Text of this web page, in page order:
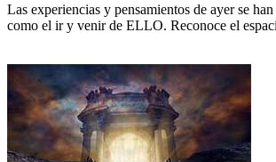
Las experiencias y pensamientos de ayer se
como el ir y venir de ELLO. Reconoce el